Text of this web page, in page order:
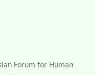
Forum for Human